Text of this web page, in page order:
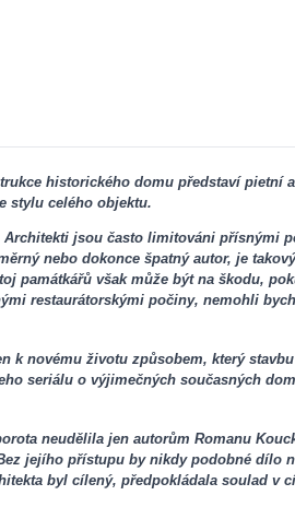
historického domu představí
stylu celého objektu.
Architekti jsou často limitováni
nebo dokonce špatný autor, je
památkářů však může být na škodu,
restaurátorskými počiny, nemohli
k novému životu způsobem, který
seriálu o výjimečných současných
neudělila jen autorům Romanu
jejího přístupu by nikdy podobné
byl cílený, předpokládala soulad v